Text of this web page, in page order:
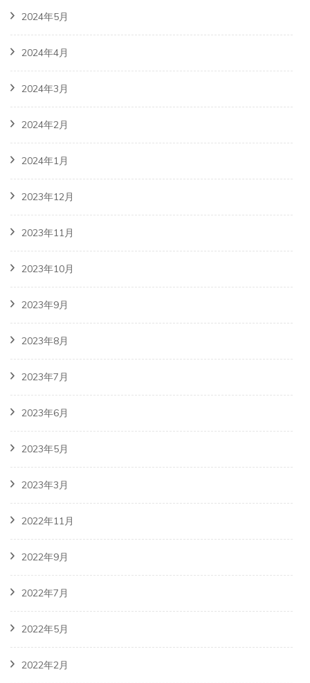
2024年5月
2024年4月
2024年3月
2024年2月
2024年1月
2023年12月
2023年11月
2023年10月
2023年9月
2023年8月
2023年7月
2023年6月
2023年5月
2023年3月
2022年11月
2022年9月
2022年7月
2022年5月
2022年2月